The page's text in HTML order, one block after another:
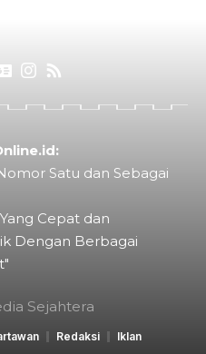
Satu dan Sebagai
Cepat dan
Dengan Berbagai
Sejahtera
Redaksi Iklan